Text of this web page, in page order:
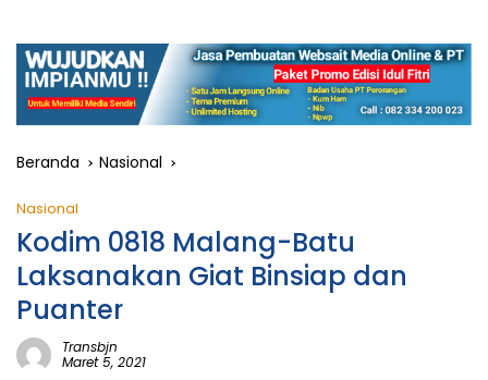
Beranda Nasional
Nasional
Kodim 0818 Malang-Batu
Laksanakan Giat Binsiap dan
Puanter
Transbjn
Maret 5, 2021